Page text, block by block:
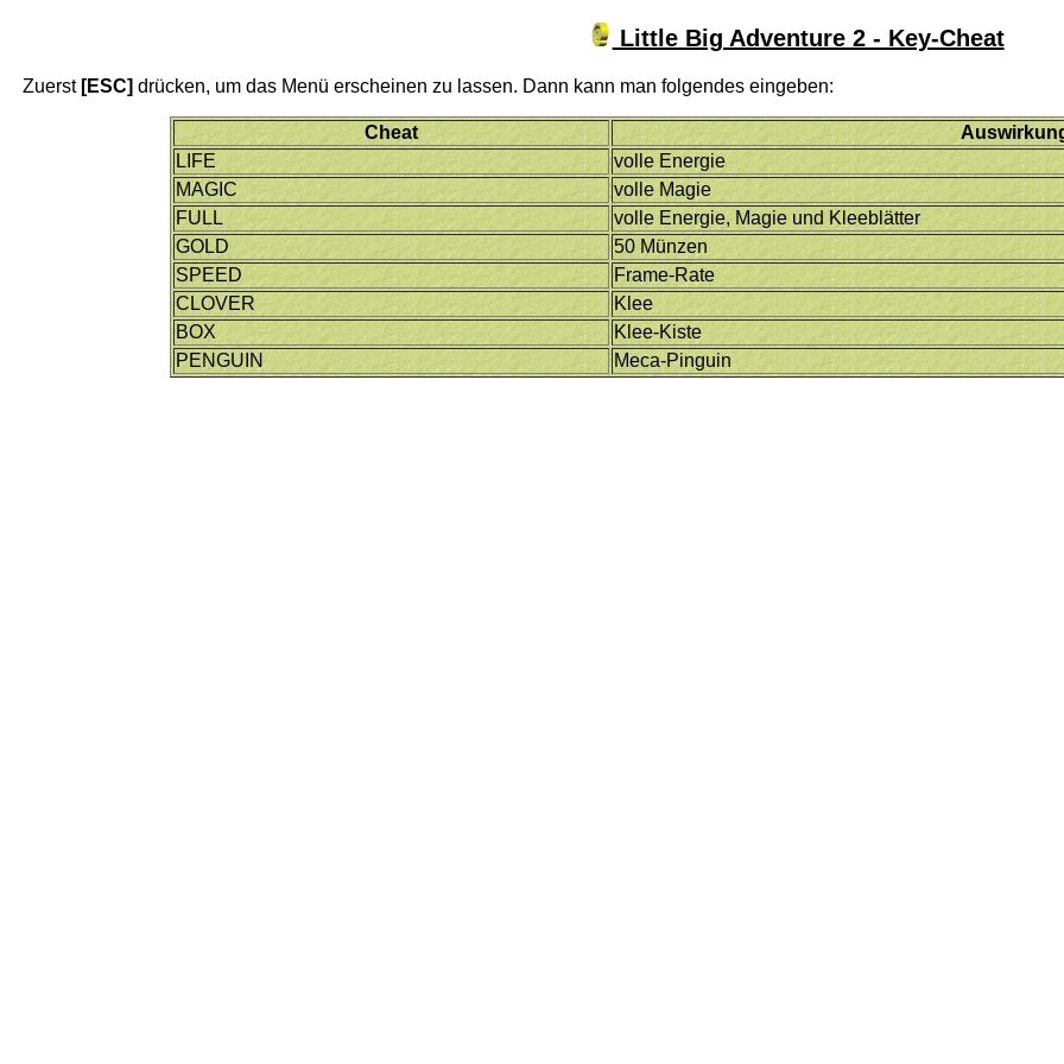
Little Big Adventure 2 - Key-Cheat
Zuerst [ESC] drücken, um das Menü erscheinen zu lassen. Dann kann man folgendes eingeben:
Cheat
LIFE
volle Energie
MAGIC
volle Magie
FULL
volle Energie, Magie und Kleeblätter
GOLD
50 Münzen
SPEED
Frame-Rate
CLOVER
Klee
BOX
Klee-Kiste
PENGUIN
Meca-Pinguin